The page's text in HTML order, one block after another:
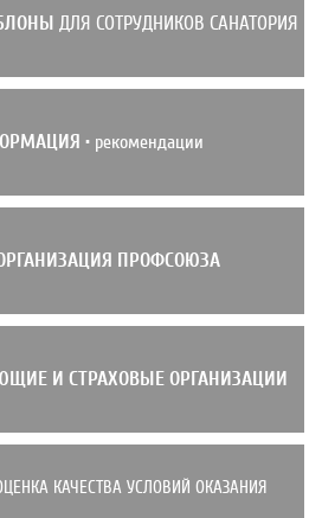
ДЛЯ СОТРУДНИКОВ САНАТОРИЯ
• рекомендации
ПРОФСОЮЗА
И СТРАХОВЫЕ ОРГАНИЗАЦИИ
КАЧЕСТВА УСЛОВИЙ ОКАЗАНИЯ